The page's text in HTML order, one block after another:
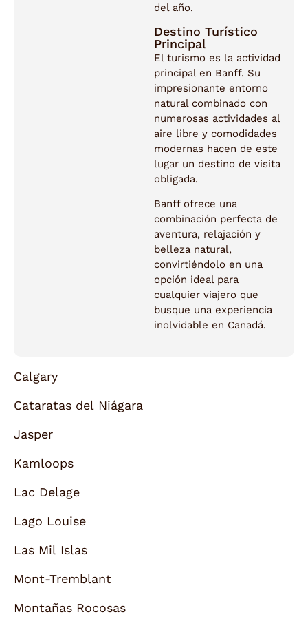
Calgary
Cataratas del Niágara
Jasper
Kamloops
Lac Delage
Lago Louise
Las Mil Islas
Mont-Tremblant
Montañas Rocosas
del año.
Destino Turístico
Principal
El turismo es la actividad
principal en Banff. Su
impresionante entorno
natural combinado con
numerosas actividades al
aire libre y comodidades
modernas hacen de este
lugar un destino de visita
obligada.
Banff ofrece una
combinación perfecta de
aventura, relajación y
belleza natural,
convirtiéndolo en una
opción ideal para
cualquier viajero que
busque una experiencia
inolvidable en Canadá.